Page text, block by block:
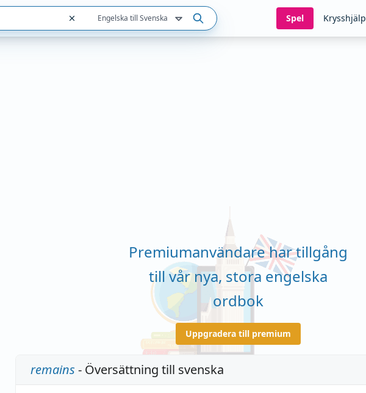
Engelska till Svenska Spel Krysshjälp
Premiumanvändare har tillgång
till vår nya, stora engelska
ordbok
Uppgradera till premium
remains - Översättning till svenska